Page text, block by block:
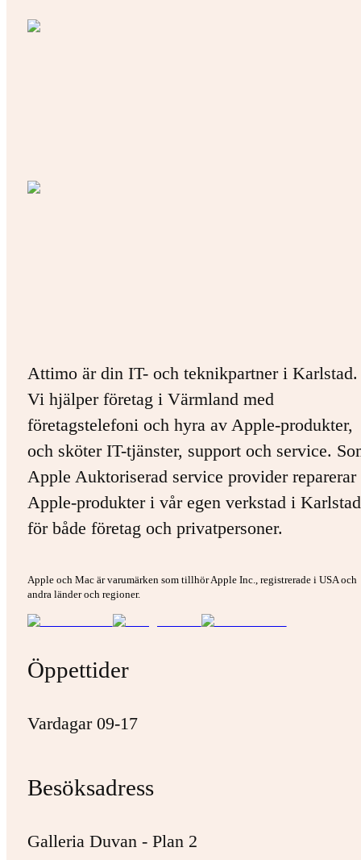
Attimo är din IT- och teknikpartner i Karlstad.
Vi hjälper företag i Värmland med
företagstelefoni och hyra av Apple-produkter,
och sköter IT-tjänster, support och service.
Apple Auktoriserad service provider
Apple-produkter i vår egen verkstad i
för både företag och privatpersoner.
Apple och Mac är varumärken som tillhör Apple Inc., registrerade i USA och
andra länder och regioner.
Öppettider
Vardagar 09-17
Besöksadress
Galleria Duvan - Plan 2